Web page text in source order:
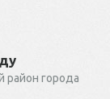
район города